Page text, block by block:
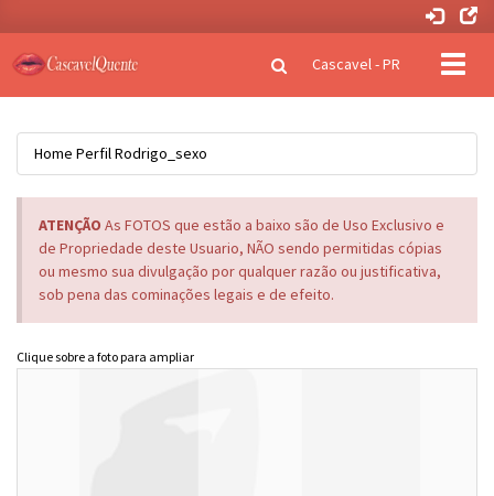
Clique
Cascavel - PR
Home PerfilRodrigo_sexo
ATENÇÃO As FOTOS que estão a baixo são de Uso Exclusivo e
de Propriedade deste Usuario, NÃO sendo permitidas cópias
ou mesmo sua divulgação por qualquer razão ou justificativa,
sob pena das cominações legais e de efeito.
Clique sobre a foto para ampliar